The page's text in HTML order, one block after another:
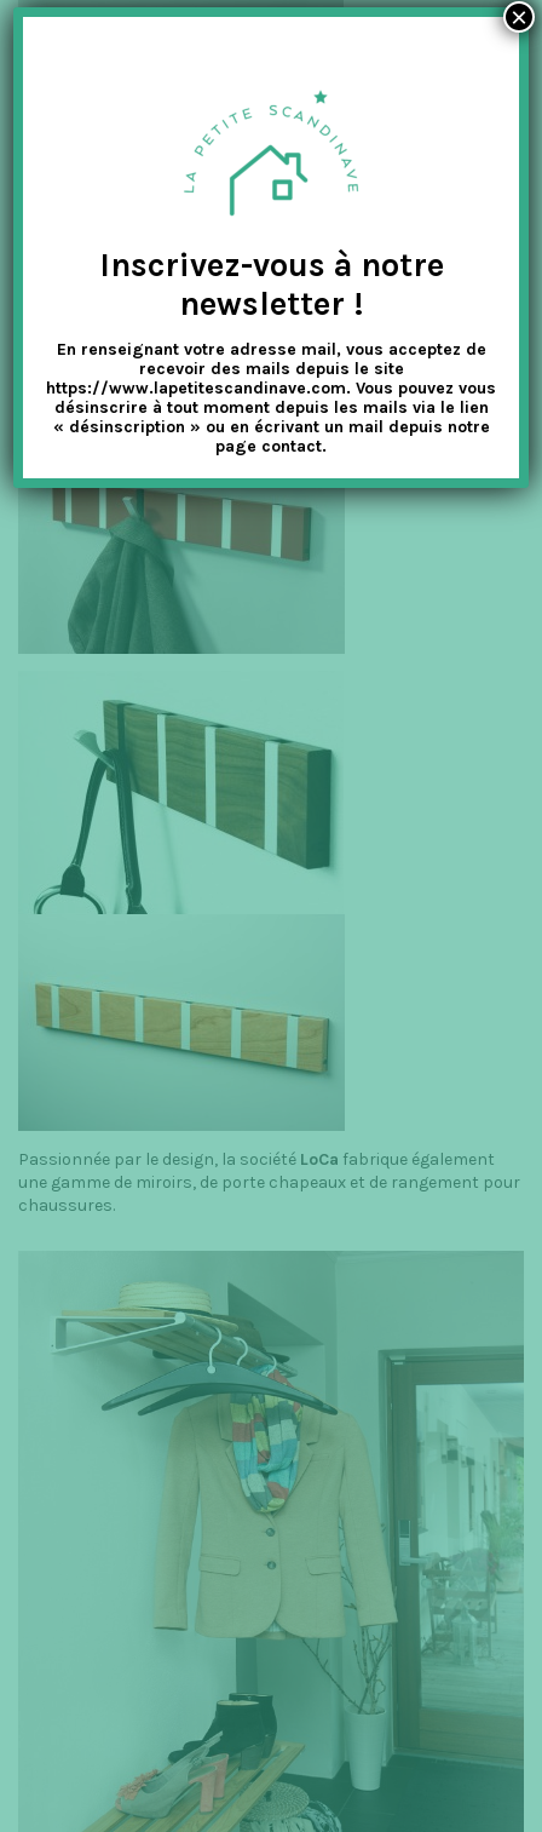
Passionnée par le design, la société LoCa fabrique également
une gamme de miroirs, de porte chapeaux et de rangement pour
chaussures.
Inscrivez-vous à notre
newsletter !
En renseignant votre adresse mail, vous acceptez de
recevoir des mails depuis le site
https://www.lapetitescandinave.com. Vous pouvez vous
désinscrire à tout moment depuis les mails via le lien
« désinscription » ou en écrivant un mail depuis notre
page contact.
×